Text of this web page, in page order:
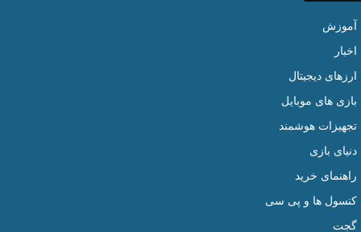
آموزش
اخبار
ارزهای دیجیتال
بازی های موبایل
تجهیزات هوشمند
دنیای بازی
راهنمای خرید
کنسول ها و پی سی
گجت